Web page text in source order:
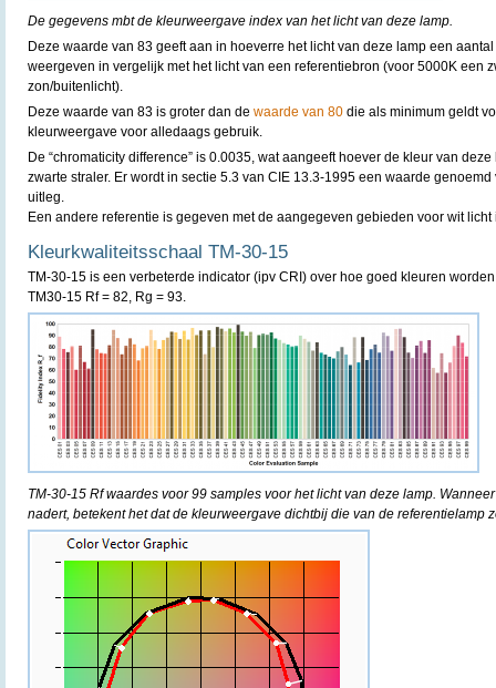
De gegevens mbt de kleurweergave index van het licht van deze lamp.
Deze waarde van 83 geeft aan in hoeverre het licht van deze lamp een
weergeven in vergelijk met het licht van een referentiebron (voor 5000K een
zon/buitenlicht).
Deze waarde van 83 is groter dan de waarde van 80 die als minimum geldt
kleurweergave voor alledaags gebruik.
De “chromaticity difference” is 0.0035, wat aangeeft hoever de kleur van
zwarte straler. Er wordt in sectie 5.3 van CIE 13.3-1995 een waarde
uitleg.
Een andere referentie is gegeven met de aangegeven gebieden voor wit
Kleurkwaliteitsschaal TM-30-15
TM-30-15 is een verbeterde indicator (ipv CRI) over hoe goed kleuren
TM30-15 Rf = 82, Rg = 93.
TM-30-15 Rf waardes voor 99 samples voor het licht van deze lamp.
nadert, betekent het dat de kleurweergave dichtbij die van de referentielamp